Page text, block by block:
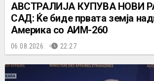
АВСТРАЛИЈА КУПУВА НОВИ
САД: Ќе биде првата земја
Америка со АИМ-260
06.08.2026. 22:27